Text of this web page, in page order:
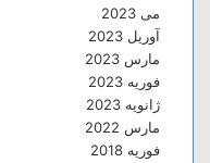
می 2023
آوریل 2023
مارس 2023
فوریه 2023
ژانویه 2023
مارس 2022
فوریه 2018